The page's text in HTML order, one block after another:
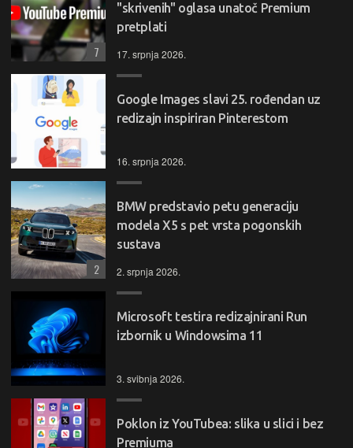
"skrivenih" oglasa unatoč Premium
pretplati
17. srpnja 2026.
7
Google Images slavi 25. rođendan uz
redizajn inspiriran Pinterestom
16. srpnja 2026.
BMW predstavio petu generaciju
modela X5 s pet vrsta pogonskih
sustava
2. srpnja 2026.
2
Microsoft testira redizajnirani Run
izbornik u Windowsima 11
3. svibnja 2026.
Poklon iz YouTubea: slika u slici i bez
Premiuma